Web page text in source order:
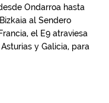
Ondarroa hasta
al Sendero
el E9 atraviesa
y Galicia, para